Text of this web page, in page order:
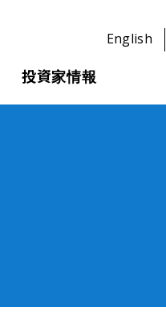
English
投資家情報